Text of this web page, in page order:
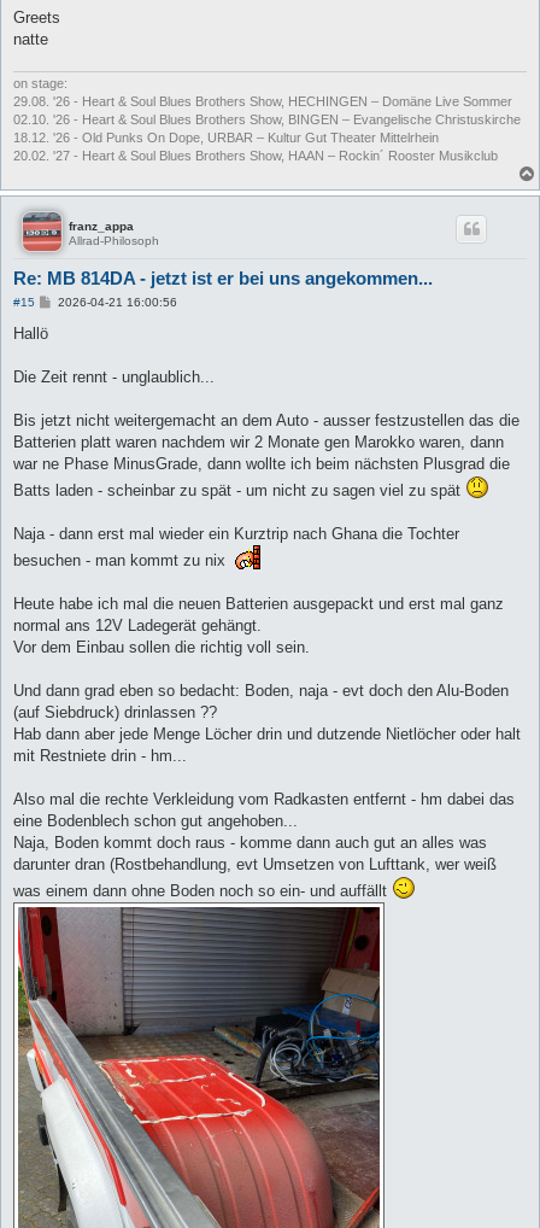
Greets
natte
on stage:
29.08. '26 - Heart & Soul Blues Brothers Show, HECHINGEN – Domäne Live Sommer
02.10. '26 - Heart & Soul Blues Brothers Show, BINGEN – Evangelische Christuskirche
18.12. '26 - Old Punks On Dope, URBAR – Kultur Gut Theater Mittelrhein
20.02. '27 - Heart & Soul Blues Brothers Show, HAAN – Rockin´ Rooster Musikclub
franz_appa
Allrad-Philosoph
Re: MB 814DA - jetzt ist er bei uns angekommen...
#15
B
a
2026-04-21 16:00:56
Hallö
Die Zeit rennt - unglaublich...
Bis jetzt nicht weitergemacht an dem Auto - ausser festzustellen das die
Batterien platt waren nachdem wir 2 Monate gen Marokko waren, dann
war ne Phase MinusGrade, dann wollte ich beim nächsten Plusgrad die
Batts laden - scheinbar zu spät - um nicht zu sagen viel zu spät
Naja - dann erst mal wieder ein Kurztrip nach Ghana die Tochter
besuchen - man kommt zu nix
Heute habe ich mal die neuen Batterien ausgepackt und erst mal ganz
normal ans 12V Ladegerät gehängt.
Vor dem Einbau sollen die richtig voll sein.
Und dann grad eben so bedacht: Boden, naja - evt doch den Alu-Boden
(auf Siebdruck) drinlassen ??
Hab dann aber jede Menge Löcher drin und dutzende Nietlöcher oder halt
mit Restniete drin - hm...
Also mal die rechte Verkleidung vom Radkasten entfernt - hm dabei das
eine Bodenblech schon gut angehoben...
Naja, Boden kommt doch raus - komme dann auch gut an alles was
darunter dran (Rostbehandlung, evt Umsetzen von Lufttank, wer weiß
was einem dann ohne Boden noch so ein- und auffällt